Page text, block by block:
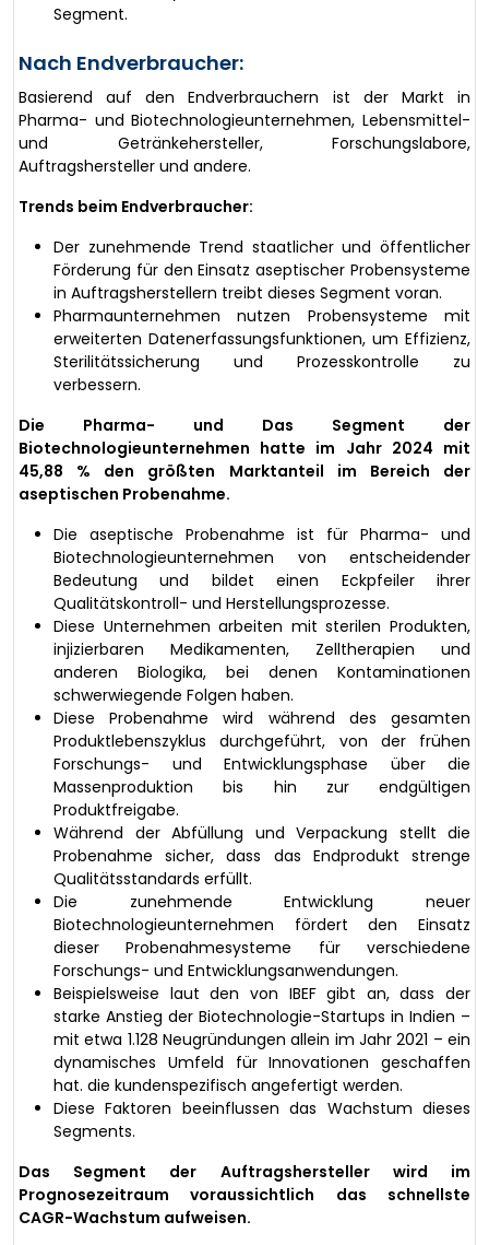
Segment.
Nach Endverbraucher:
Basierend auf den Endverbrauchern ist der Markt in
Pharma- und Biotechnologieunternehmen, Lebensmittel-
und Getränkehersteller, Forschungslabore,
Auftragshersteller und andere.
Trends beim Endverbraucher:
Der zunehmende Trend staatlicher und öffentlicher
Förderung für den Einsatz aseptischer Probensysteme
in Auftragsherstellern treibt dieses Segment voran.
Pharmaunternehmen nutzen Probensysteme mit
erweiterten Datenerfassungsfunktionen, um Effizienz,
Sterilitätssicherung und Prozesskontrolle zu
verbessern.
Die Pharma- und Das Segment der
Biotechnologieunternehmen hatte im Jahr 2024 mit
45,88 % den größten Marktanteil im Bereich der
aseptischen Probenahme.
Die aseptische Probenahme ist für Pharma- und
Biotechnologieunternehmen von entscheidender
Bedeutung und bildet einen Eckpfeiler ihrer
Qualitätskontroll- und Herstellungsprozesse.
Diese Unternehmen arbeiten mit sterilen Produkten,
injizierbaren Medikamenten, Zelltherapien und
anderen Biologika, bei denen Kontaminationen
schwerwiegende Folgen haben.
Diese Probenahme wird während des gesamten
Produktlebenszyklus durchgeführt, von der frühen
Forschungs- und Entwicklungsphase über die
Massenproduktion bis hin zur endgültigen
Produktfreigabe.
Während der Abfüllung und Verpackung stellt die
Probenahme sicher, dass das Endprodukt strenge
Qualitätsstandards erfüllt.
Die zunehmende Entwicklung neuer
Biotechnologieunternehmen fördert den Einsatz
dieser Probenahmesysteme für verschiedene
Forschungs- und Entwicklungsanwendungen.
Beispielsweise laut den von IBEF gibt an, dass der
starke Anstieg der Biotechnologie-Startups in Indien –
mit etwa 1.128 Neugründungen allein im Jahr 2021 – ein
dynamisches Umfeld für Innovationen geschaffen
hat. die kundenspezifisch angefertigt werden.
Diese Faktoren beeinflussen das Wachstum dieses
Segments.
Das Segment der Auftragshersteller wird im
Prognosezeitraum voraussichtlich das schnellste
CAGR-Wachstum aufweisen.